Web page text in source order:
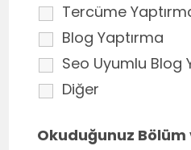
Tercüme
Blog Yaptırma
Seo Uyumlu Blog
Diğer
Okuduğunuz Bölüm